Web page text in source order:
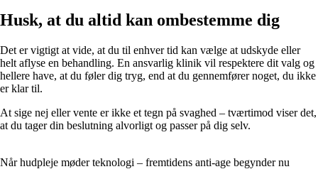
Husk, at du altid kan ombestemme dig
Det er vigtigt at vide, at du til enhver tid kan vælge at udskyde eller
helt aflyse en behandling. En ansvarlig klinik vil respektere dit valg og
hellere have, at du føler dig tryg, end at du gennemfører noget, du ikke
er klar til.
At sige nej eller vente er ikke et tegn på svaghed – tværtimod viser det,
at du tager din beslutning alvorligt og passer på dig selv.
Når hudpleje møder teknologi – fremtidens anti-age begynder nu